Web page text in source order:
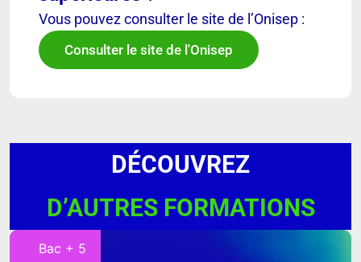
Vous pouvez consulter le site de l’Onisep :
Consulter le site de l'Onisep
DÉCOUVREZ
D’AUTRES FORMATIONS
Bac + 5